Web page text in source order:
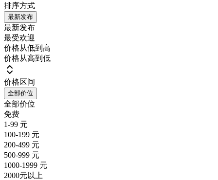
排序方式
最新发布
最新发布
最受欢迎
价格从低到高
价格从高到低
价格区间
全部价位
全部价位
免费
1-99 元
100-199 元
200-499 元
500-999 元
1000-1999 元
2000元以上